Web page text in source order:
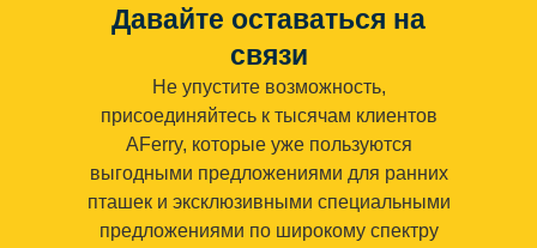
Давайте оставаться на
связи
Не упустите возможность,
присоединяйтесь к тысячам клиентов
AFerry, которые уже пользуются
выгодными предложениями для ранних
пташек и эксклюзивными специальными
предложениями по широкому спектру